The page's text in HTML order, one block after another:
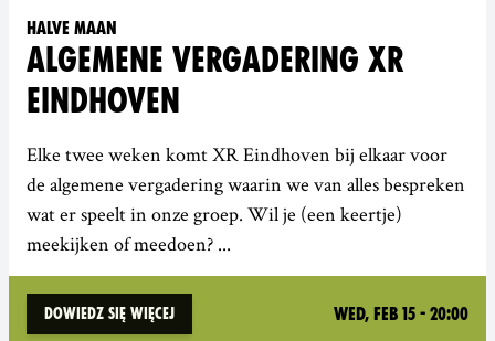
Halve Maan
ALGEMENE VERGADERING XR
EINDHOVEN
Elke twee weken komt XR Eindhoven bij elkaar voor
de algemene vergadering waarin we van alles bespreken
wat er speelt in onze groep. Wil je (een keertje)
meekijken of meedoen? ...
Dowiedz się więcej Wed, Feb 15 - 20:00